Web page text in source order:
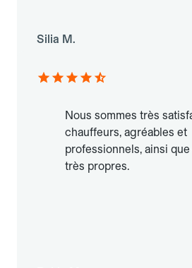
Silia M.
Nous sommes très
chauffeurs, agréables et
professionnels, ainsi
très propres.